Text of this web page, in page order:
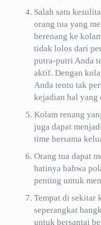
Salah satu
orang tua yang
berenang ke
tidak lolos dari
putra-putri Anda
aktif. Dengan
Anda tentu tak
kejadian hal yang
Kolam renang
juga dapat
time bersama
Orang tua dapat
hatinya bahwa
penting untuk
Tempat di sekitar
seperangkat
untuk bersantai